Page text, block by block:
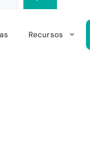
Recursos